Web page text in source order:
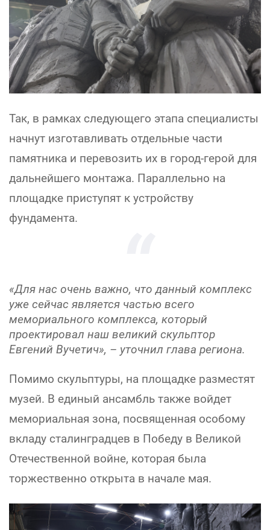
Так, в рамках следующего этапа специалисты
начнут изготавливать отдельные части
памятника и перевозить их в город-герой для
дальнейшего монтажа. Параллельно на
площадке приступят к устройству
фундамента.
«Для нас очень важно, что данный комплекс
уже сейчас является частью всего
мемориального комплекса, который
проектировал наш великий скульптор
Евгений Вучетич», – уточнил глава региона.
Помимо скульптуры, на площадке разместят
музей. В единый ансамбль также войдет
мемориальная зона, посвященная особому
вкладу сталинградцев в Победу в Великой
Отечественной войне, которая была
торжественно открыта в начале мая.